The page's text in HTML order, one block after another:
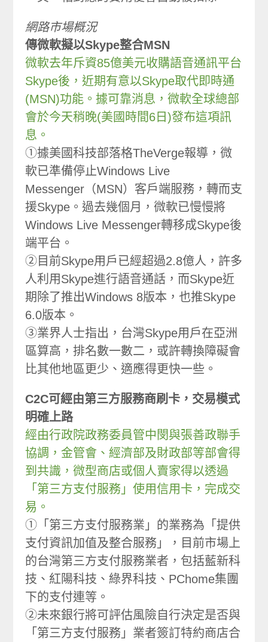
網路市場概況
傳微軟擬以Skype整合MSN
微軟去年斥資85億美元收購語音通訊平台
Skype後，近期有意以Skype取代即時通
(MSN)功能。據可靠消息，微軟全球總部
會於今天稍晚(美國時間6日)發布這項訊
息。
①據美國科技部落格TheVerge報導，微
軟已準備停止Windows Live
Messenger（MSN）客戶端服務，轉而支
援Skype。過去幾個月，微軟已慢慢將
Windows Live Messenger轉移成Skype後
端平台。
②目前Skype用戶已經超過2.8億人，許多
人利用Skype進行語音通話，而Skype近
期除了推出Windows 8版本，也推Skype
6.0版本。
③業界人士指出，台灣Skype用戶在亞洲
區算高，排名數一數二，或許轉換障礙會
比其他地區更少、適應得更快一些。
C2C可經由第三方服務商刷卡，交易模式
明確上路
經由行政院政務委員管中閔與張善政聯手
協調，金管會、經濟部及財政部等部會得
到共識，微型商店或個人賣家得以透過
「第三方支付服務」使用信用卡，完成交
易。
①「第三方支付服務業」的業務為「提供
支付資訊加值及整合服務」，目前市場上
的台灣第三方支付服務業者，包括藍新科
技、紅陽科技、綠界科技、PChome集團
下的支付連等。
②未來銀行將可評估風險自行決定是否與
「第三方支付服務」業者簽訂特約商店合